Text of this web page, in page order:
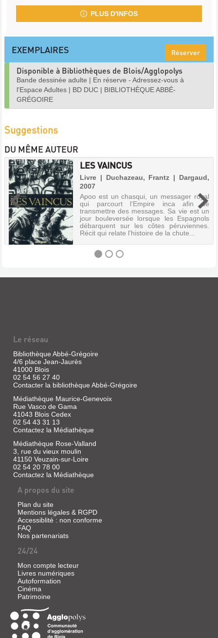
PLUS D'INFOS
EXEMPLAIRES Réserver
Disponible à Bibliothèques de Blois/Agglopolys
Bande dessinée adulte | En réserve - Adressez-vous à
l'Espace Adultes | BD DUC | BIBLIOTHÈQUE ABBÉ-
GRÉGOIRE
Suggestions
DU MÊME AUTEUR
LES VAINCUS
Livre | Duchazeau, Frantz | Dargaud,
2007
Apoo est un chasqui, un messager royal
qui parcourt l'Empire inca afin de
transmettre des messages. Sa vie est un
jour bouleversée lorsque les Espagnols
débarquent sur les côtes péruviennes.
Récit qui relate l'histoire de la chute...
Frantz
Dargaud,
2007
Apoo
est
un
chasqui,
un
messager
royal
qui
parcourt
inca
afin
de
transmettre
des
Sa
est
un
jour
bouleversée
lorsque
Espagnols
débarquent
sur
les
côtes
péruviennes.
Récit
qui
relate
l'histoire
de
la
chute...
Le réseau
Bibliothèque Abbé-Grégoire
4/6 place Jean-Jaurès
41000 Blois
02 54 56 27 40
Contacter la bibliothèque Abbé-Grégoire
Médiathèque Maurice-Genevoix
Rue Vasco de Gama
41043 Blois Cedex
02 54 43 31 13
Contactez la Médiathèque
Médiathèque Rose-Valland
3, rue du vieux moulin
41150 Veuzain-sur-Loire
02 54 20 78 00
Contactez la Médiathèque
A propos du site
Plan du site
Mentions légales & RGPD
Accessiblité : non conforme
FAQ
Nos partenariats
24/24
Mon compte lecteur
Livres numériques
Autoformation
Cinéma
Patrimoine